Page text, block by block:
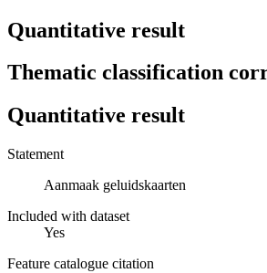
Quantitative result
Thematic classification
Quantitative result
Statement
Aanmaak geluidskaarten
Included with dataset
Yes
Feature catalogue citation